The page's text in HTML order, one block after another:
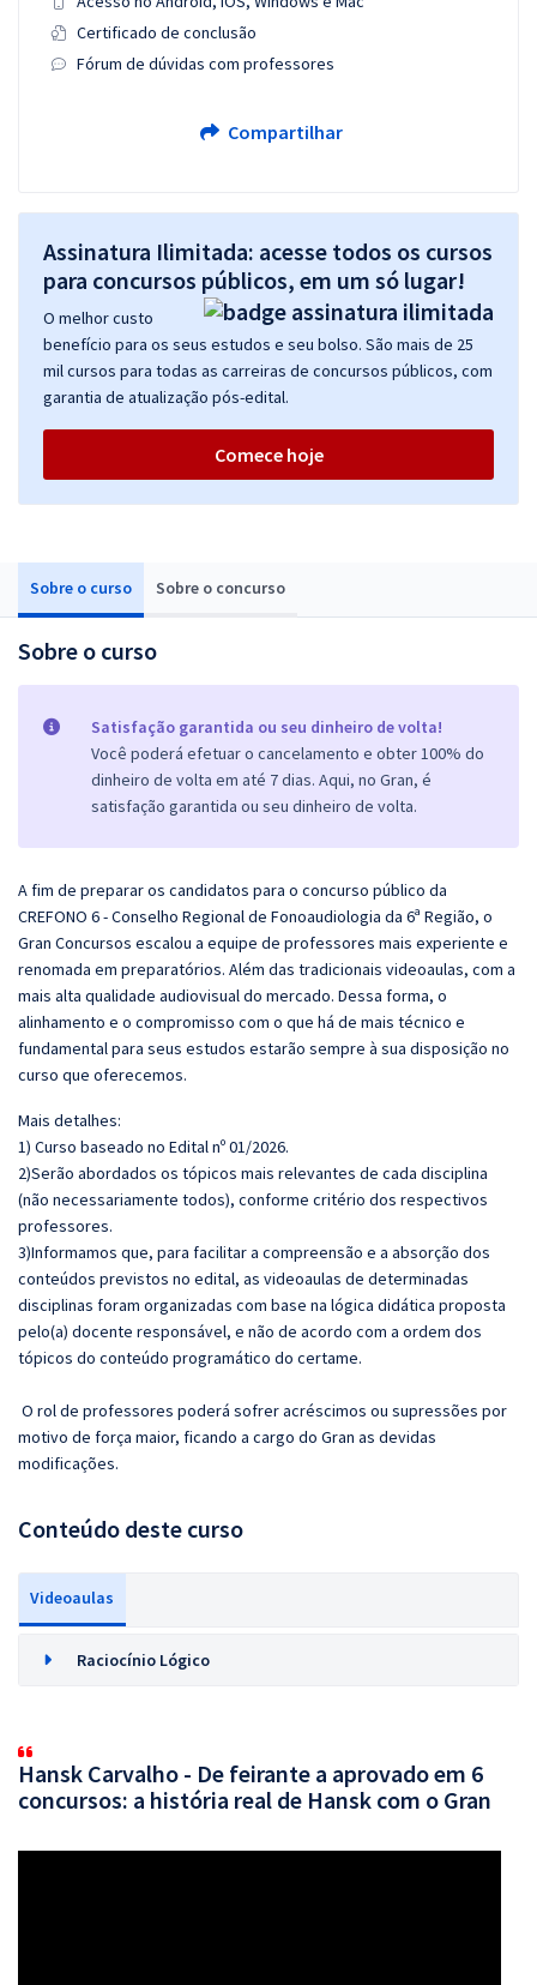
Sobre o curso Sobre o concurso
Sobre o curso
Satisfação garantida ou seu dinheiro de volta!
Você poderá efetuar o cancelamento e obter 100% do
dinheiro de volta em até 7 dias. Aqui, no Gran, é
satisfação garantida ou seu dinheiro de volta.
A fim de preparar os candidatos para o concurso público da
CREFONO 6 - Conselho Regional de Fonoaudiologia da 6ª Região, o
Gran Concursos escalou a equipe de professores mais experiente e
renomada em preparatórios. Além das tradicionais videoaulas, com a
mais alta qualidade audiovisual do mercado. Dessa forma, o
alinhamento e o compromisso com o que há de mais técnico e
fundamental para seus estudos estarão sempre à sua disposição no
curso que oferecemos.
Mais detalhes:
1) Curso baseado no Edital nº 01/2026.
2)Serão abordados os tópicos mais relevantes de cada disciplina
(não necessariamente todos), conforme critério dos respectivos
professores.
3)Informamos que, para facilitar a compreensão e a absorção dos
conteúdos previstos no edital, as videoaulas de determinadas
disciplinas foram organizadas com base na lógica didática proposta
pelo(a) docente responsável, e não de acordo com a ordem dos
tópicos do conteúdo programático do certame.
O rol de professores poderá sofrer acréscimos ou supressões por
motivo de força maior, ficando a cargo do Gran as devidas
modificações.
Conteúdo deste curso
Videoaulas
Raciocínio Lógico
Hansk Carvalho - De feirante a aprovado em 6
concursos: a história real de Hansk com o Gran
Certificado de conclusão
Fórum de dúvidas com professores
Compartilhar
Assinatura Ilimitada: acesse todos os cursos
para concursos públicos, em um só lugar!
O melhor custo
benefício para os seus estudos e seu bolso. São mais de 25
mil cursos para todas as carreiras de concursos públicos, com
garantia de atualização pós-edital.
Comece hoje